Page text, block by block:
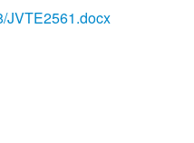
JVTE2561.docx